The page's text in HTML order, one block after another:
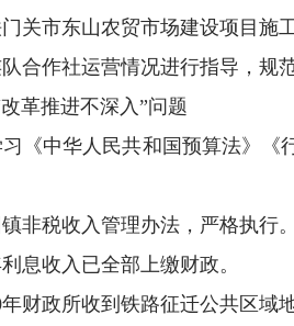
关市东山农贸市场建设项目施
合作社运营情况进行指导，规
改革推进不深入”问题
《中华人民共和国预算法》
非税收入管理办法，严格执行
息收入已全部上缴财政。
年财政所收到铁路征迁公共区域